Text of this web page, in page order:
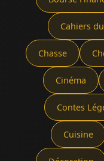
Cahiers
Chasse
Cinéma
Contes
Cuisine